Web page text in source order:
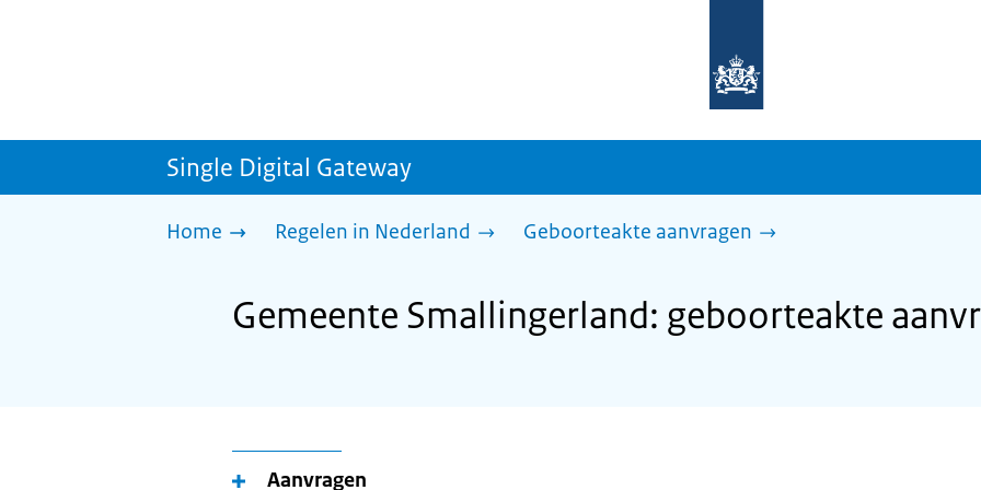
homepage
sdg.rijksoverheid.nl
Single Digital Gateway
Home Regelen in Nederland Geboorteakte aanvragen
Gemeente Smallingerland: geboorteakte
Aanvragen